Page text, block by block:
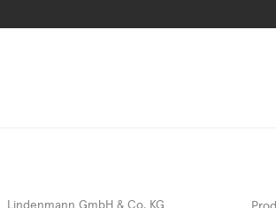
Lindenmann GmbH & Co. KG